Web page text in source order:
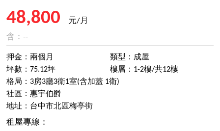
48,800
元/月
含：--
押金：兩個月
坪數：75.12坪
類型：成屋
樓層：1-2樓/共12樓
格局：3房3廳3衛1室(含加蓋 1衛)
社區：惠宇伯爵
地址：台中市北區梅亭街
租屋專線：